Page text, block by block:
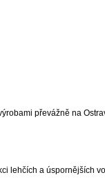
převážně na
lehčích a úspornějších